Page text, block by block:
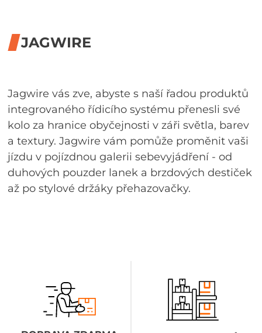
JAGWIRE
Jagwire vás zve, abyste s naší řadou produktů
integrovaného řídicího systému přenesli své
kolo za hranice obyčejnosti v záři světla, barev
a textury. Jagwire vám pomůže proměnit vaši
jízdu v pojízdnou galerii sebevyjádření - od
duhových pouzder lanek a brzdových destiček
až po stylové držáky přehazovačky.